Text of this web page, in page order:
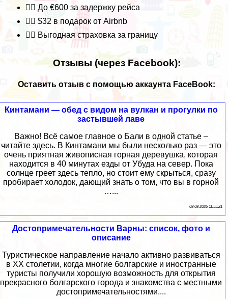
👉🏽 До €600 за задержку рейса
👉🏽 $32 в подарок от Airbnb
👉🏽 Выгодная страховка за границу
Отзывы (через Facebook):
Оставить отзыв с помощью аккаунта FaceBook:
Кинтамани — обед с видом на вулкан и прогулки по
застывшей лаве
Важно! Всё самое главное о Бали в одной статье –
читайте здесь. В Кинтамани мы были несколько раз — это
очень приятная живописная горная деревушка, которая
находится в 40 минутах езды от Убуда на север. Пока
солнце греет здесь тепло, но стоит ему скрыться, сразу
пробирает холодок, дающий знать о том, что вы в горной
…...
08 08 2026 11:55:21
Достопримечательности Варны: список, фото и
описание
Туристическое направление начало активно развиваться
в XX столетии, когда многие болгарские и иностранные
туристы получили хорошую возможность для открытия
прекрасного болгарского города и знакомства с местными
достопримечательностями....